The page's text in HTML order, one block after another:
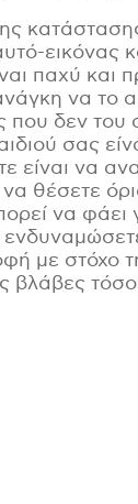
παχύ και
να το
που δεν του
σας
είναι να
θέσετε
να φάει
με